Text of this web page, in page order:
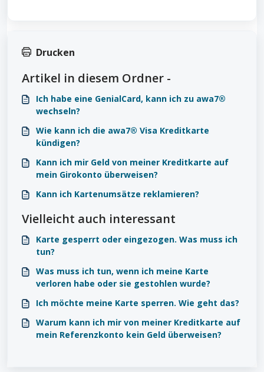
Drucken
Artikel in diesem Ordner -
Ich habe eine GenialCard, kann ich zu awa7®
wechseln?
Wie kann ich die awa7® Visa Kreditkarte
kündigen?
Kann ich mir Geld von meiner Kreditkarte auf
mein Girokonto überweisen?
Kann ich Kartenumsätze reklamieren?
Vielleicht auch interessant
Karte gesperrt oder eingezogen. Was muss ich
tun?
Was muss ich tun, wenn ich meine Karte
verloren habe oder sie gestohlen wurde?
Ich möchte meine Karte sperren. Wie geht das?
Warum kann ich mir von meiner Kreditkarte auf
mein Referenzkonto kein Geld überweisen?